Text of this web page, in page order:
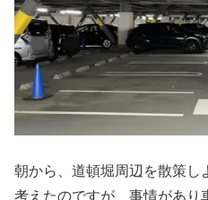
朝から、道頓堀周辺を散策し
考えたのですが、事情があり